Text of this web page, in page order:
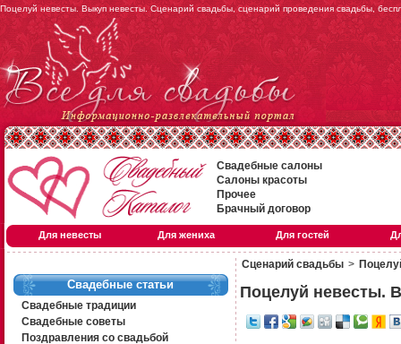
Поцелуй невесты. Выкуп невесты. Сценарий свадьбы, сценарий проведения свадьбы,
Свадебные салоны
Салоны красоты
Прочее
Брачный договор
Для невесты Для жениха Для гостей
Свадебные статьи
Свадебные традиции
Свадебные советы
Поздравления со свадьбой
Сценарий свадьбы >
Поцелуй невесты.